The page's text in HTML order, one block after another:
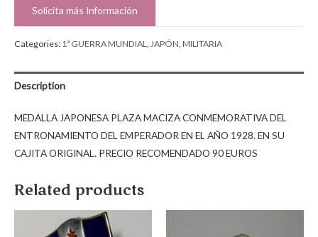
Solicita más Información
Categories: 1ª GUERRA MUNDIAL JAPÓN MILITARIA
Description
MEDALLA JAPONESA PLAZA MACIZA CONMEMORATIVA DEL
ENTRONAMIENTO DEL EMPERADOR EN EL AÑO 1928. EN SU
CAJITA ORIGINAL. PRECIO RECOMENDADO 90 EUROS
Related products